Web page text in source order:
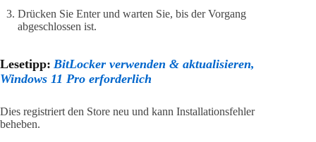
Drücken Sie Enter und warten Sie, bis der Vorgang
abgeschlossen ist.
Lesetipp: BitLocker verwenden & aktualisieren,
Windows 11 Pro erforderlich
Dies registriert den Store neu und kann Installationsfehler
beheben.